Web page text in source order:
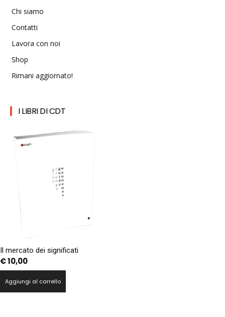
Chi siamo
Contatti
Lavora con noi
Shop
Rimani aggiornato!
I LIBRI DI CDT
Il mercato dei significati
€10,00
Aggiungi al carrello